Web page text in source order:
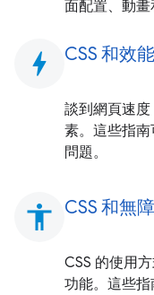
面配置、動畫
bolt CSS 和效能
談到網頁速
素。這些指
問題。
accessibility CSS 和無
CSS 的使用
功能。這些